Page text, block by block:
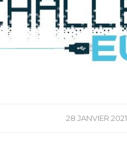
28 JANVIER 2021